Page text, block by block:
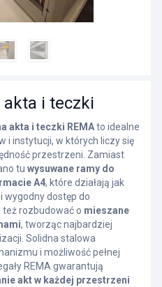
akta i teczki
akta i teczki REMAto idealne
i instytucji, w których liczy się
przestrzeni. Zamiast
tu wysuwane ramy do
A4, które działają jak
wygodny dostęp do
rozbudować o mieszane
, tworząc najbardziej
Solidna stalowa
i możliwość pełnej
REMA gwarantują
akt w każdej przestrzeni